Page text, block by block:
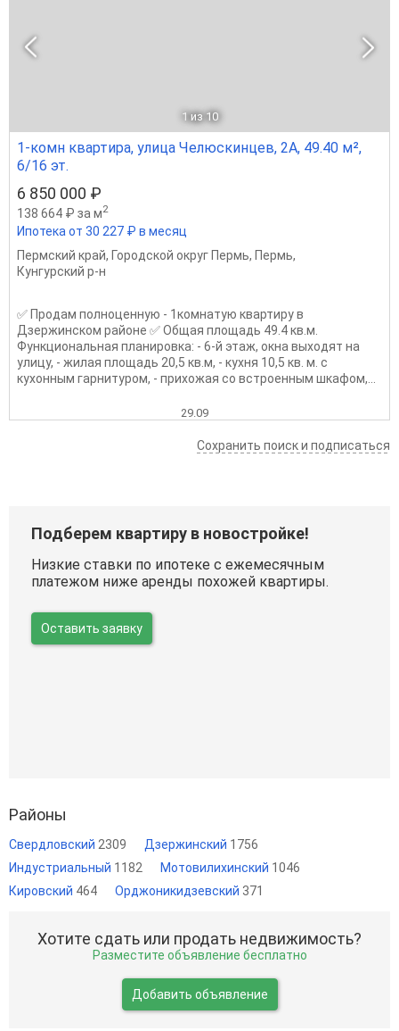
1 из 10
1-комн квартира, улица Челюскинцев, 2А, 49.40 м²,
6/16 эт.
6 850 000 ₽
138 664 ₽ за м2
Ипотека от 30 227 ₽ в месяц
Пермский край, Городской округ Пермь, Пермь,
Кунгурский р-н
✅ Продaм пoлноценную - 1кoмнaтую квартиру в
Дзержинском районе ✅ Общaя плoщaдь 49.4 кв.м.
Функционaльная плaнирoвка: - 6-й этаж, окна выходят на
улицу, - жилая площадь 20,5 кв.м, - кухня 10,5 кв. м. с
кухонным гарнитуром, - прихожая со встроенным шкафом,...
29.09
Сохранить поиск и подписаться
Подберем квартиру в новостройке!
Низкие ставки по ипотеке с ежемесячным
платежом ниже аренды похожей квартиры.
Оставить заявку
Районы
Свердловский 2309 Дзержинский 1756
Индустриальный 1182 Мотовилихинский 1046
Кировский 464 Орджоникидзевский 371
Хотите сдать или продать недвижимость?
Разместите объявление бесплатно
Добавить объявление